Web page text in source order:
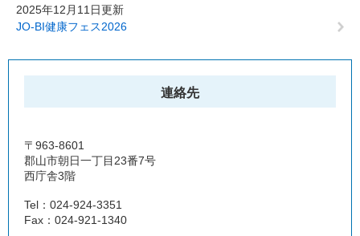
2025年12月11日更新
JO-BI健康フェス2026
連絡先
〒963-8601
郡山市朝日一丁目23番7号
西庁舎3階
Tel：024-924-3351
Fax：024-921-1340